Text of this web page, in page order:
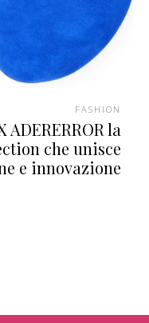
FASHION
la
che unisce
e innovazione